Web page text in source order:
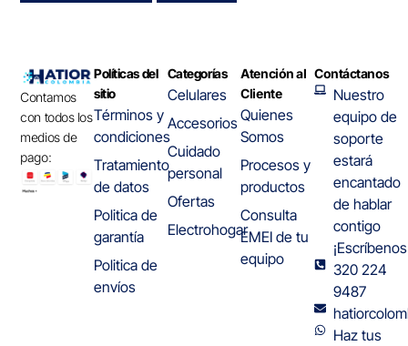
Contamos
con todos los
medios de
pago:
Políticas del
sitio
Términos y
condiciones
Tratamiento
de datos
Politica de
garantía
Politica de
envíos
Categorías
Celulares
Accesorios
Cuidado
personal
Ofertas
Electrohogar
Atención al
Cliente
Quienes
Somos
Procesos y
productos
Consulta
EMEI de tu
equipo
Contáctanos
Nuestro
equipo de
soporte
estará
encantado
de hablar
contigo
320 224
9487
Haz tus